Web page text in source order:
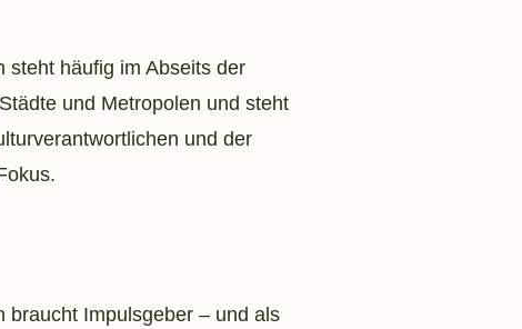
steht häufig im Abseits der
und Metropolen und steht
und der
braucht Impulsgeber – und als